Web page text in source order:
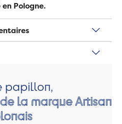
Pologne.
papillon,
la marque Artisan